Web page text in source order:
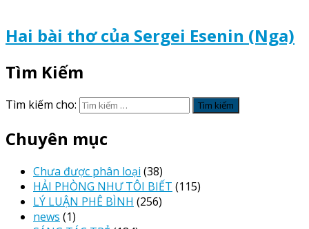
Hai bài thơ của Sergei Esenin (Nga)
Tìm Kiếm
Tìm kiếm cho:
Chuyên mục
Chưa được phân loại (38)
HẢI PHÒNG NHƯ TÔI BIẾT (115)
LÝ LUẬN PHÊ BÌNH (256)
news (1)